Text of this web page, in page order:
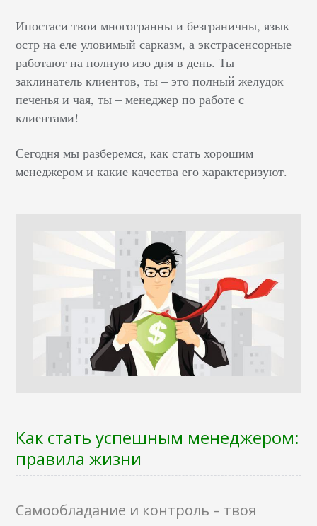
Ипостаси твои многогранны и безграничны, язык
остр на еле уловимый сарказм, а экстрасенсорные
работают на полную изо дня в день. Ты –
заклинатель клиентов, ты – это полный желудок
печенья и чая, ты – менеджер по работе с
клиентами!
Сегодня мы разберемся, как стать хорошим
менеджером и какие качества его характеризуют.
Как стать успешным менеджером:
правила жизни
Самообладание и контроль – твоя